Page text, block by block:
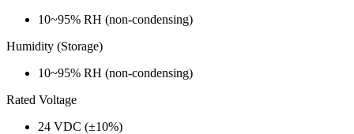
10~95% RH (non-condensing)
Humidity (Storage)
10~95% RH (non-condensing)
Rated Voltage
24 VDC (±10%)